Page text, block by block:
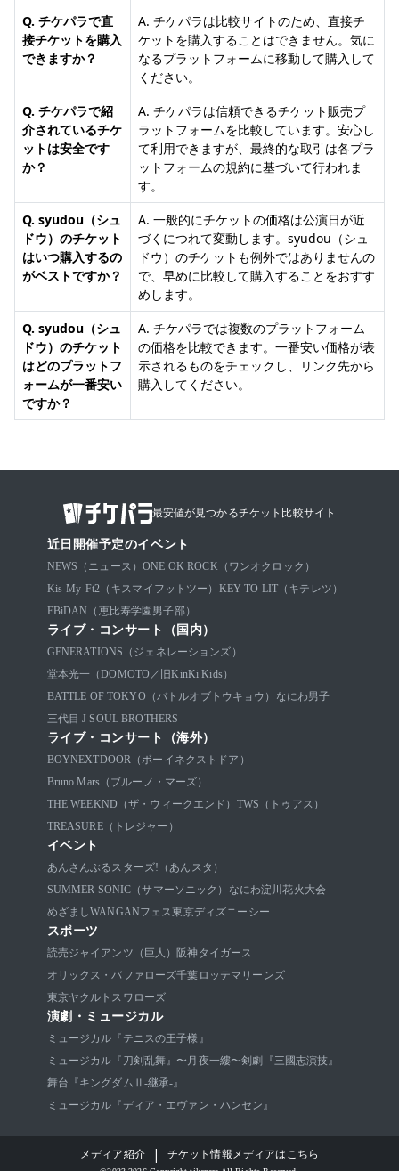
Q. チケパラで直
接チケットを購入
できますか？
A. チケパラは比較サイトのため、直接チ
ケットを購入することはできません。気に
なるプラットフォームに移動して購入して
ください。
Q. チケパラで紹
介されているチケ
ットは安全です
か？
A. チケパラは信頼できるチケット販売プ
ラットフォームを比較しています。安心し
て利用できますが、最終的な取引は各プラ
ットフォームの規約に基づいて行われま
す。
Q. syudou（シュ
ドウ）のチケット
はいつ購入するの
がベストですか？
A. 一般的にチケットの価格は公演日が近
づくにつれて変動します。syudou（シュ
ドウ）のチケットも例外ではありませんの
で、早めに比較して購入することをおすす
めします。
Q. syudou（シュ
ドウ）のチケット
はどのプラットフ
ォームが一番安い
ですか？
A. チケパラでは複数のプラットフォーム
の価格を比較できます。一番安い価格が表
示されるものをチェックし、リンク先から
購入してください。
最安値が見つかるチケット比較サイト
近日開催予定のイベント
NEWS（ニュース） ONE OK ROCK（ワンオクロック）
Kis-My-Ft2（キスマイフットツー） KEY TO LIT（キテレツ）
EBiDAN（恵比寿学園男子部）
ライブ・コンサート（国内）
GENERATIONS（ジェネレーションズ）
堂本光一（DOMOTO／旧KinKi Kids）
BATTLE OF TOKYO（バトルオブトウキョウ）
なにわ男子
三代目 J SOUL BROTHERS
ライブ・コンサート（海外）
BOYNEXTDOOR（ボーイネクストドア）
Bruno Mars（ブルーノ・マーズ）
THE WEEKND（ザ・ウィークエンド） TWS（トゥアス）
TREASURE（トレジャー）
イベント
あんさんぶるスターズ!（あんスタ）
SUMMER SONIC（サマーソニック） なにわ淀川花火大会
めざましWANGANフェス東京ディズニーシー
スポーツ
読売ジャイアンツ（巨人）
阪神タイガース
オリックス・バファローズ千葉ロッテマリーンズ
東京ヤクルトスワローズ
演劇・ミュージカル
ミュージカル『テニスの王子様』
ミュージカル『刀剣乱舞』〜月夜一縷〜剣劇『三國志演技』
舞台『キングダムⅡ-継承-』
ミュージカル『ディア・エヴァン・ハンセン』
メディア紹介 | チケット情報メディアはこちら